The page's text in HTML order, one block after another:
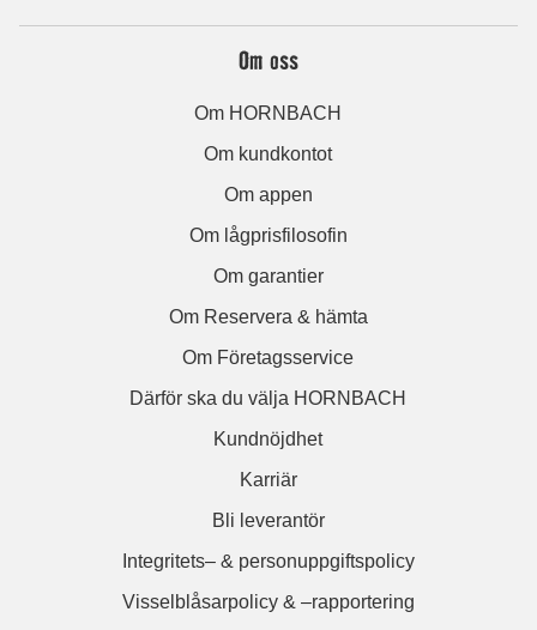
Om oss
Om HORNBACH
Om kundkontot
Om appen
Om lågprisfilosofin
Om garantier
Om Reservera & hämta
Om Företagsservice
Därför ska du välja HORNBACH
Kundnöjdhet
Karriär
Bli leverantör
Integritets– & personuppgiftspolicy
Visselblåsarpolicy & –rapportering